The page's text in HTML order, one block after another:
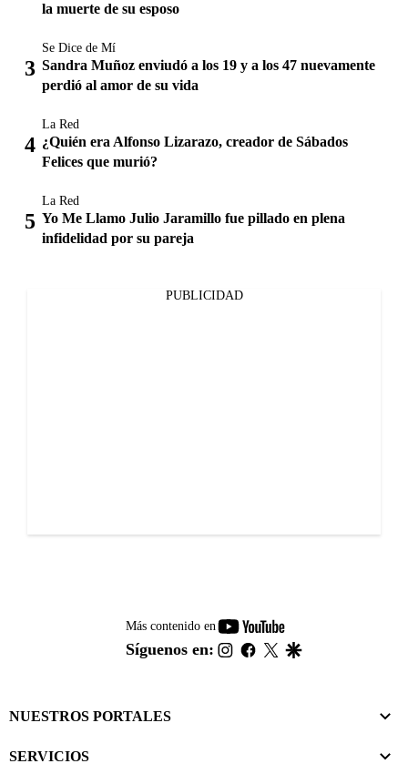
la muerte de su esposo
Se Dice de Mí
Sandra Muñoz enviudó a los 19 y a los 47 nuevamente
perdió al amor de su vida
La Red
¿Quién era Alfonso Lizarazo, creador de Sábados
Felices que murió?
La Red
Yo Me Llamo Julio Jaramillo fue pillado en plena
infidelidad por su pareja
PUBLICIDAD
Más contenido en
youtube-
footer
Síguenos en: instagram
facebook
twitter
NUESTROS PORTALES
SERVICIOS